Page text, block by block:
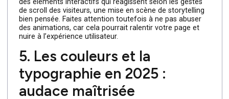
4. Les micro-animations et
l’utilisation accrue du
motion design
De nos jours, l’attention des utilisateurs en ligne est très
volatile, c’est pourquoi vous devez faire preuve de ruse
pour les garder sur votre page. Les micro-animations